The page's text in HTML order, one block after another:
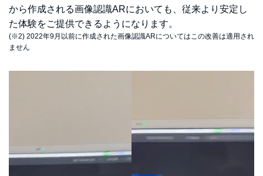
から作成される画像認識ARにおいても、従来より安定し
た体験をご提供できるようになります。
(※2) 2022年9月以前に作成された画像認識ARについてはこの改善は適用され
ません